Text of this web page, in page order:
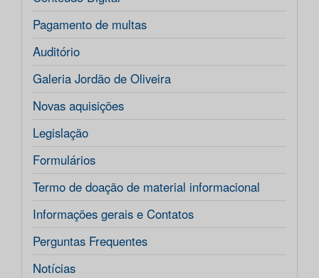
Pagamento de multas
Auditório
Galeria Jordão de Oliveira
Novas aquisições
Legislação
Formulários
Termo de doação de material informacional
Informações gerais e Contatos
Perguntas Frequentes
Notícias